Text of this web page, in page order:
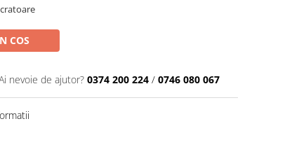
COS
nevoie de ajutor? 0374 200 224 / 0746 080 067